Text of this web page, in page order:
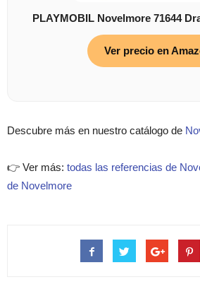
PLAYMOBIL Novelmore 71644
Ver precio en
Descubre más en nuestro catálogo de
👉 Ver más: todas las referencias de
de Novelmore